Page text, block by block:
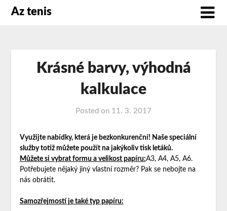
Az tenis
Krásné barvy, výhodná
kalkulace
Posted on 11. 3. 2017
Využijte nabídky, která je bezkonkurenční! Naše speciální
služby totiž můžete použít na jakýkoliv tisk letáků.
Můžete si vybrat formu a velikost papíru:A3, A4, A5, A6.
Potřebujete nějaký jiný vlastní rozměr? Pak se nebojte na
nás obrátit.
Samozřejmostí je také typ papíru: